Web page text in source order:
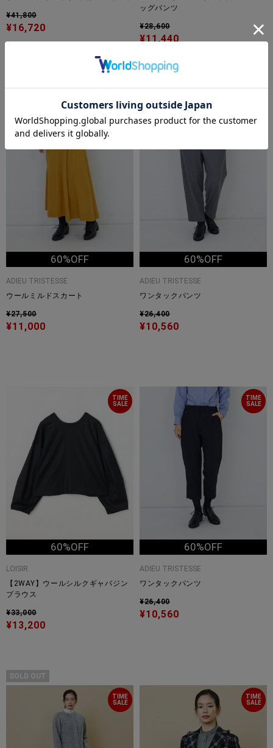
¥41,800
¥16,720
ッグパンツ
¥28,600
¥11,440
TIME
60%OFF
ADIEU TRISTESSE
ウールミルドスカート
¥27,500
¥11,000
60%OFF
ADIEU TRISTESSE
ワンタックパンツ
¥26,400
¥10,560
TIME
SALE
60%OFF
LOISIR
【2WAY】ウールシルクギャバジン
ブラウス
¥33,000
¥13,200
TIME
SALE
60%OFF
ADIEU TRISTESSE
ワンタックパンツ
¥26,400
¥10,560
SOLD OUT
TIME
SALE
TIME
SALE